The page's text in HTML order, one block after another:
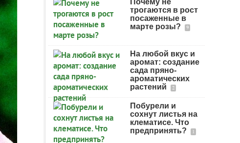
Почему не
трогаются в рост
посаженные в
марте розы?
9
На любой вкус и
аромат: создание
сада пряно-
ароматических
растений
2
Побурели и
сохнут листья на
клематисе. Что
предпринять?
1